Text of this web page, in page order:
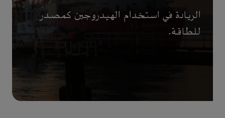
الريادة في استخدام الهيدروجين كمصدر
للطاقة.